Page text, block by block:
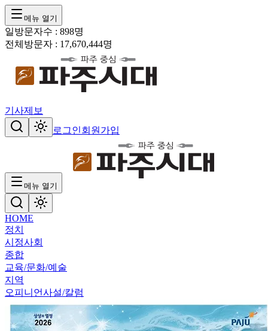
메뉴 열기
일방문자수 : 898명
전체방문자 : 17,670,444명
기사제보
로그인회원가입
메뉴 열기
HOME
정치
시정사회
종합
교육/문화/예술
지역
오피니언사설/칼럼